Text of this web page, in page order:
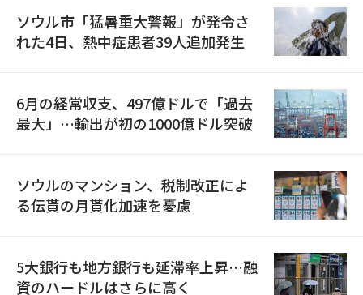
ソウル市「猛暑重大警報」が発令さ
れた4日、熱中症患者39人追加発生
6月の経常収支、497億ドルで「過去
最大」…輸出が初の1000億ドル突破
ソウルのマンション、税制改正によ
る伝貰の月貰化加速を憂慮
5大銀行も地方銀行も延滞率上昇…融
資のハードルはさらに高く